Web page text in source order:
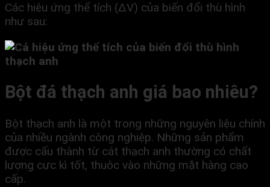
Các hiệu ứng thể tích (ΔV) của biến đổi thù hình
như sau:
Bột đá thạch anh giá bao nhiêu?
Bột thạch anh là một trong những nguyên liệu chính
của nhiều ngành công nghiệp. Những sản phẩm
được cấu thành từ cát thạch anh thường có chất
lượng cực kì tốt, thuôc vào những mặt hàng cao
cấp.